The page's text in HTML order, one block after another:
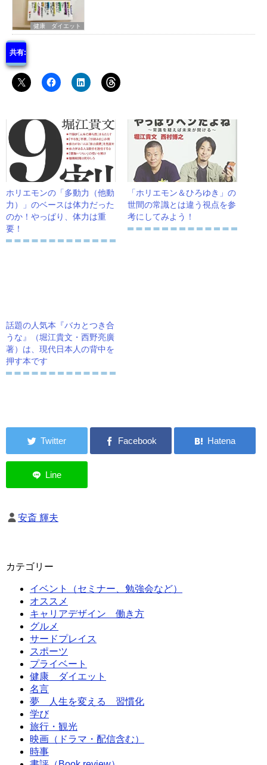
健康 ダイエット
共有:
ホリエモンの「多動力（他動
力）」のベースは体力だった
のか！やっぱり、体力は重
要！
「ホリエモン＆ひろゆき」の
世間の常識とは違う視点を参
考にしてみよう！
話題の人気本『バカとつき合
うな』（堀江貴文・西野亮廣
著）は、現代日本人の背中を
押す本です
安斎 輝夫
カテゴリー
イベント（セミナー、勉強会など）
オススメ
キャリアデザイン 働き方
グルメ
サードプレイス
スポーツ
プライベート
健康 ダイエット
名言
夢 人生を変える 習慣化
学び
旅行・観光
映画（ドラマ・配信含む）
時事